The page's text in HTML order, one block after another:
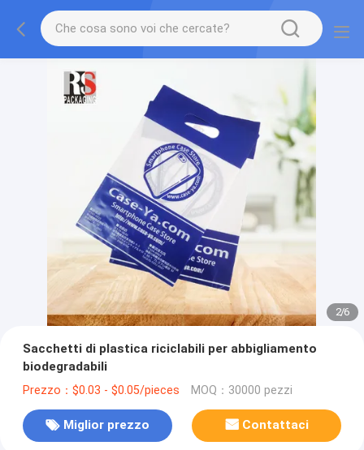
2/6
Sacchetti di plastica riciclabili per abbigliamento
biodegradabili
Prezzo：$0.03 - $0.05/pieces MOQ：30000 pezzi
Miglior prezzo Contattaci